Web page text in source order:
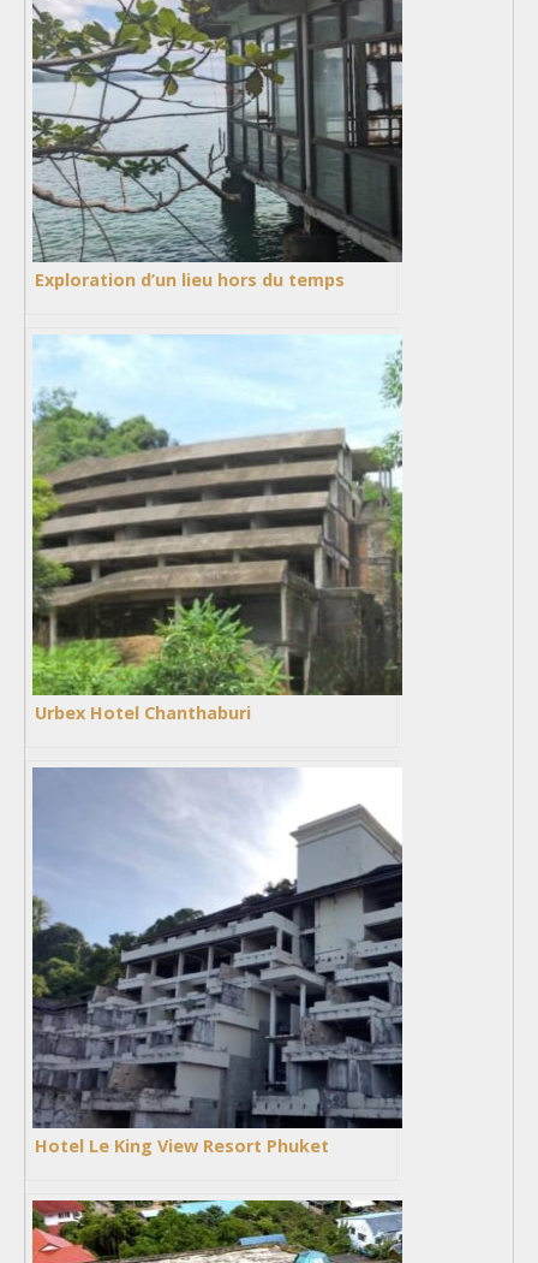
Exploration d’un lieu hors du temps
Urbex Hotel Chanthaburi
Hotel Le King View Resort Phuket